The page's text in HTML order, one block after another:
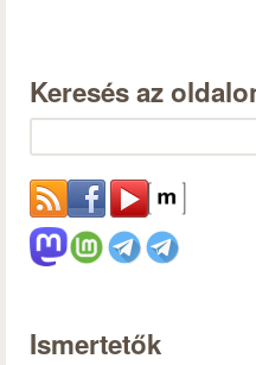
Keresés az
Ismertetők